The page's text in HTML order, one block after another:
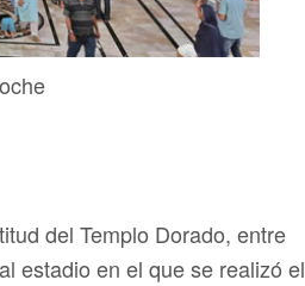
del Templo Dorado, entre
estadio en el que se realizó el